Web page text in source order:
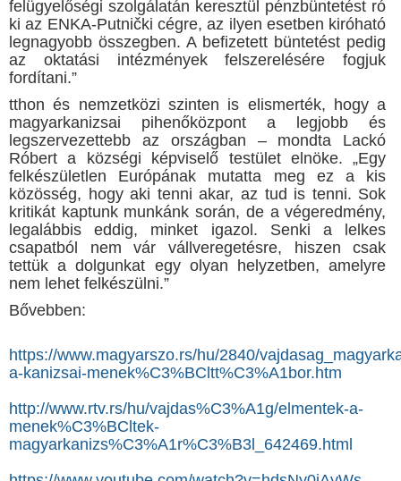
felügyelőségi szolgálatán keresztül pénzbüntetést ró
ki az ENKA-Putnički cégre, az ilyen esetben kiróható
legnagyobb összegben. A befizetett büntetést pedig
az oktatási intézmények felszerelésére fogjuk
fordítani.”
tthon és nemzetközi szinten is elismerték, hogy a
magyarkanizsai pihenőközpont a legjobb és
legszervezettebb az országban – mondta Lackó
Róbert a községi képviselő testület elnöke. „Egy
felkészületlen Európának mutatta meg ez a kis
közösség, hogy aki tenni akar, az tud is tenni. Sok
kritikát kaptunk munkánk során, de a végeredmény,
legalábbis eddig, minket igazol. Senki a lelkes
csapatból nem vár vállveregetésre, hiszen csak
tettük a dolgunkat egy olyan helyzetben, amelyre
nem lehet felkészülni.”
Bővebben:
https://www.magyarszo.rs/hu/2840/
a-kanizsai-menek%C3%BCltt%C3%A1bor.htm
http://www.rtv.rs/hu/vajdas%C3%A1g/elmentek-a-
menek%C3%BCltek-
magyarkanizs%C3%A1r%C3%B3l_642469.html